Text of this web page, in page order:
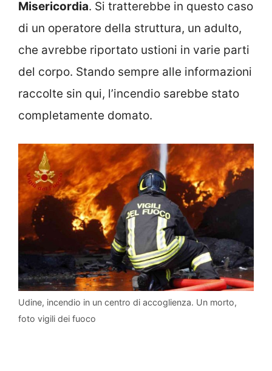
Misericordia. Si tratterebbe in questo caso
di un operatore della struttura, un adulto,
che avrebbe riportato ustioni in varie parti
del corpo. Stando sempre alle informazioni
raccolte sin qui, l’incendio sarebbe stato
completamente domato.
Udine, incendio in un centro di accoglienza. Un morto,
foto vigili dei fuoco